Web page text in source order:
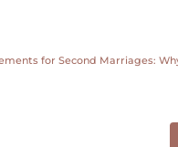
for Second Marriages: